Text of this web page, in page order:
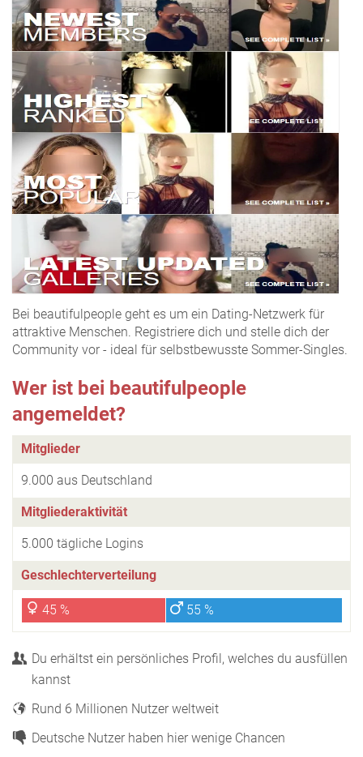
Bei beautifulpeople geht es um ein Dating-Netzwerk für
attraktive Menschen. Registriere dich und stelle dich der
Community vor - ideal für selbstbewusste Sommer-Singles.
Wer ist bei beautifulpeople
angemeldet?
Mitglieder
9.000 aus Deutschland
Mitgliederaktivität
5.000 tägliche Logins
Geschlechterverteilung
45 % 55 %
Du erhältst ein persönliches Profil, welches du ausfüllen
kannst
Rund 6 Millionen Nutzer weltweit
Deutsche Nutzer haben hier wenige Chancen